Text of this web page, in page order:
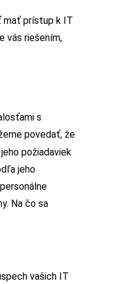
mať prístup k IT
vás riešením,
s
povedať, že
požiadaviek
jeho
Na čo sa
vašich IT